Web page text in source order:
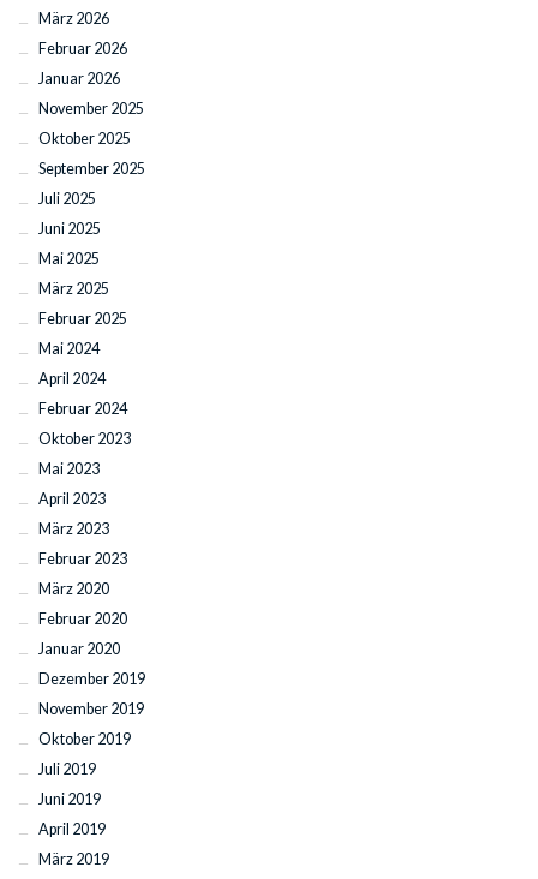
März 2026
Februar 2026
Januar 2026
November 2025
Oktober 2025
September 2025
Juli 2025
Juni 2025
Mai 2025
März 2025
Februar 2025
Mai 2024
April 2024
Februar 2024
Oktober 2023
Mai 2023
April 2023
März 2023
Februar 2023
März 2020
Februar 2020
Januar 2020
Dezember 2019
November 2019
Oktober 2019
Juli 2019
Juni 2019
April 2019
März 2019